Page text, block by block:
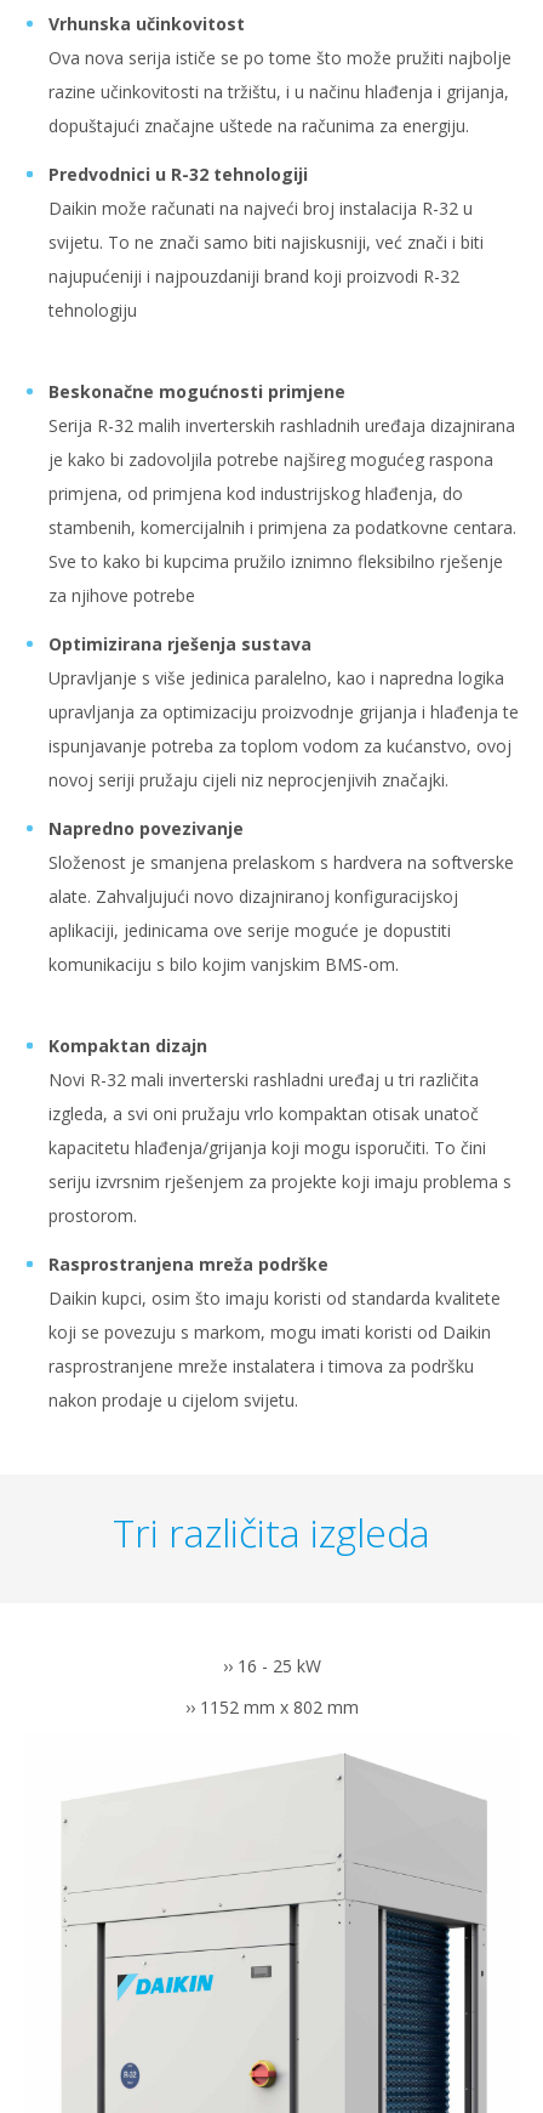
Vrhunska učinkovitost
Ova nova serija ističe se po tome što može pružiti najbolje
razine učinkovitosti na tržištu, i u načinu hlađenja i grijanja,
dopuštajući značajne uštede na računima za energiju.
Predvodnici u R-32 tehnologiji
Daikin može računati na najveći broj instalacija R-32 u
svijetu. To ne znači samo biti najiskusniji, već znači i biti
najupućeniji i najpouzdaniji brand koji proizvodi R-32
tehnologiju
Beskonačne mogućnosti primjene
Serija R-32 malih inverterskih rashladnih uređaja dizajnirana
je kako bi zadovoljila potrebe najšireg mogućeg raspona
primjena, od primjena kod industrijskog hlađenja, do
stambenih, komercijalnih i primjena za podatkovne centara.
Sve to kako bi kupcima pružilo iznimno fleksibilno rješenje
za njihove potrebe
Optimizirana rješenja sustava
Upravljanje s više jedinica paralelno, kao i napredna logika
upravljanja za optimizaciju proizvodnje grijanja i hlađenja te
ispunjavanje potreba za toplom vodom za kućanstvo, ovoj
novoj seriji pružaju cijeli niz neprocjenjivih značajki.
Napredno povezivanje
Složenost je smanjena prelaskom s hardvera na softverske
alate. Zahvaljujući novo dizajniranoj konfiguracijskoj
aplikaciji, jedinicama ove serije moguće je dopustiti
komunikaciju s bilo kojim vanjskim BMS-om.
Kompaktan dizajn
Novi R-32 mali inverterski rashladni uređaj u tri različita
izgleda, a svi oni pružaju vrlo kompaktan otisak unatoč
kapacitetu hlađenja/grijanja koji mogu isporučiti. To čini
seriju izvrsnim rješenjem za projekte koji imaju problema s
prostorom.
Rasprostranjena mreža podrške
Daikin kupci, osim što imaju koristi od standarda kvalitete
koji se povezuju s markom, mogu imati koristi od Daikin
rasprostranjene mreže instalatera i timova za podršku
nakon prodaje u cijelom svijetu.
Tri različita izgleda
›› 16 - 25 kW
›› 1152 mm x 802 mm